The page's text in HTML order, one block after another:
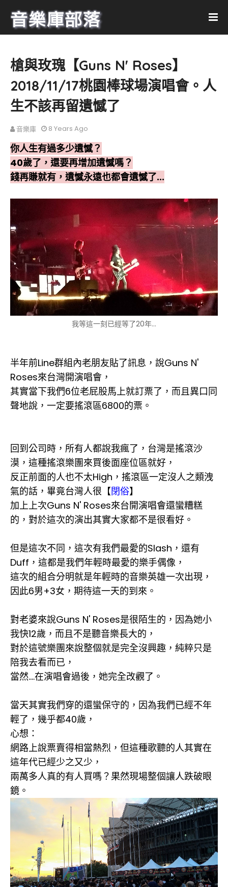
槍與玫瑰【Guns N' Roses】
2018/11/17桃園棒球場演唱會。人
生不該再留遺憾了
音樂庫 8 Years Ago
你人生有過多少遺憾？
40歲了，還要再增加遺憾嗎？
錢再賺就有，遺憾永遠也都會遺憾了...
我等這一刻已經等了20年...
半年前Line群組內老朋友貼了訊息，說Guns N'
Roses來台灣開演唱會，
其實當下我們6位老屁股馬上就訂票了，而且異口同
聲地說，一定要搖滾區6800的票。
回到公司時，所有人都說我瘋了，台灣是搖滾沙
漠，這種搖滾樂團來買後面座位區就好，
反正前面的人也不太High，搖滾區一定沒人之類洩
氣的話，畢竟台灣人很【閉俗】
加上上次Guns N' Roses來台開演唱會還蠻糟糕
的，對於這次的演出其實大家都不是很看好。
但是這次不同，這次有我們最愛的Slash，還有
Duff，這都是我們年輕時最愛的樂手偶像，
這次的組合分明就是年輕時的音樂英雄一次出現，
因此6男+3女，期待這一天的到來。
對老婆來說Guns N' Roses是很陌生的，因為她小
我快12歲，而且不是聽音樂長大的，
對於這號樂團來說整個就是完全沒興趣，純粹只是
陪我去看而已，
當然....在演唱會過後，她完全改觀了。
當天其實我們穿的還蠻保守的，因為我們已經不年
輕了，幾乎都40歲，
心想：
網路上說票賣得相當熱烈，但這種歌聽的人其實在
這年代已經少之又少，
兩萬多人真的有人買嗎？果然現場整個讓人跌破眼
鏡。